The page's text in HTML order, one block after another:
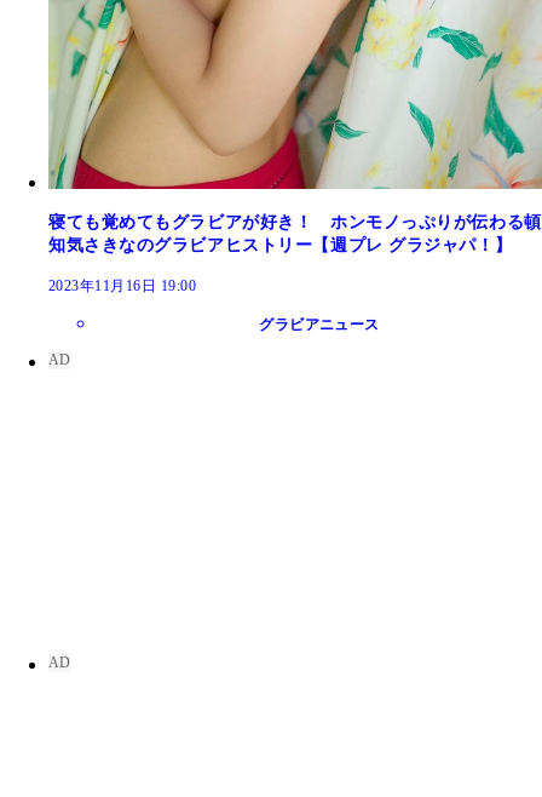
寝ても覚めてもグラビアが好き！ ホンモノっぷりが伝わる頓
知気さきなのグラビアヒストリー【週プレ グラジャパ！】
2023年11月16日 19:00
グラビアニュース